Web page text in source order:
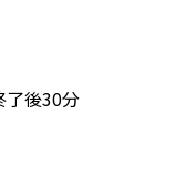
了後30分